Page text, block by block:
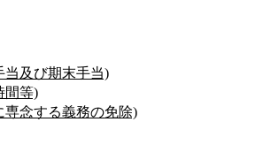
当及び期末手当)
間等)
専念する義務の免除)